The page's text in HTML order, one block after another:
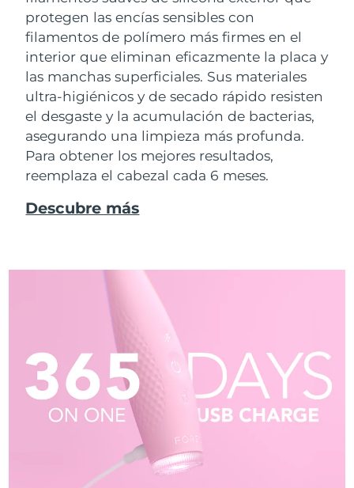
protegen las encías sensibles con
filamentos de polímero más firmes en el
interior que eliminan eficazmente la placa y
las manchas superficiales. Sus materiales
ultra-higiénicos y de secado rápido resisten
el desgaste y la acumulación de bacterias,
asegurando una limpieza más profunda.
Para obtener los mejores resultados,
reemplaza el cabezal cada 6 meses.
Descubre más